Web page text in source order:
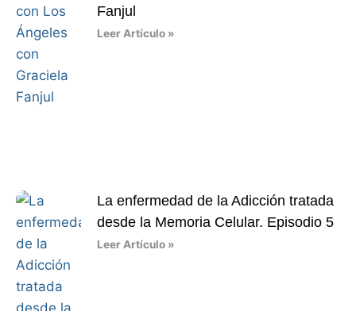
Fanjul
Leer Artículo »
La enfermedad de la Adicción tratada
desde la Memoria Celular. Episodio 5
Leer Artículo »